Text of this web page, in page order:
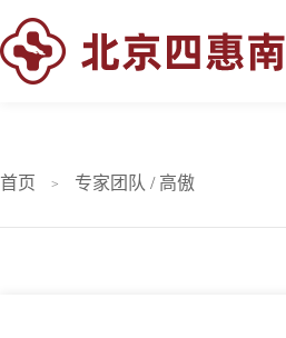
首页 > 专家团队 / 高傲